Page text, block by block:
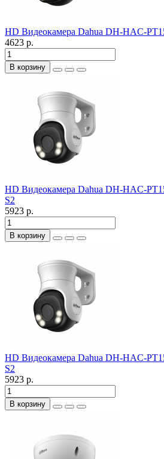
HD Видеокамера Dahua DH-HAC-
4623 р.
В корзину
HD Видеокамера Dahua DH-HAC-
S2
5923 р.
В корзину
HD Видеокамера Dahua DH-HAC-
S2
5923 р.
В корзину